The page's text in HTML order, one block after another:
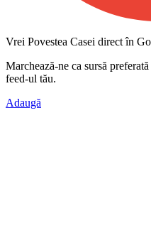
Vrei Povestea Casei direct în
Marchează-ne ca sursă preferată
feed-ul tău.
Adaugă